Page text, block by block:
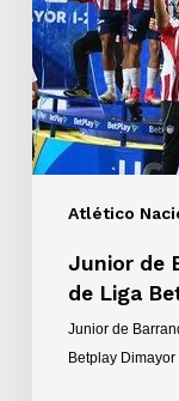
Atlético
Junior de
de Liga
Junior de
Betplay